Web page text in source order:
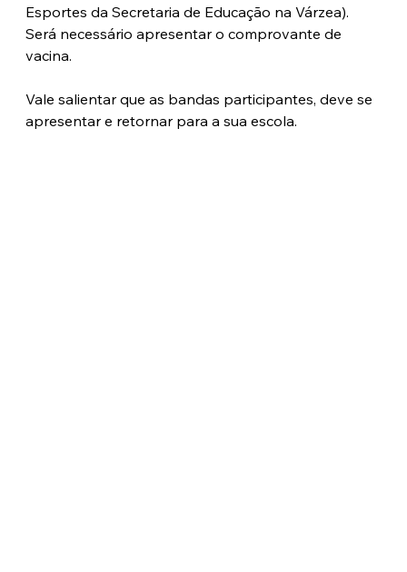
Esportes da Secretaria de Educação na Várzea).
Será necessário apresentar o comprovante de
vacina.
Vale salientar que as bandas participantes, deve se
apresentar e retornar para a sua escola.